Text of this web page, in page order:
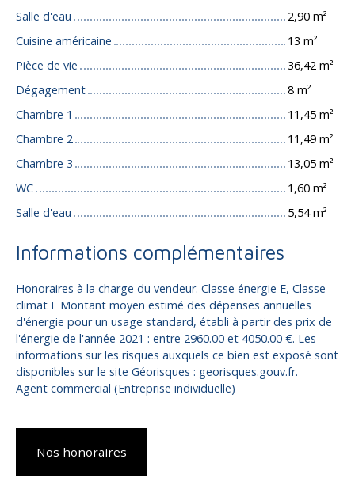
Salle d'eau
2,90 m²
Cuisine américaine
13 m²
Pièce de vie
36,42 m²
Dégagement
8 m²
Chambre 1
11,45 m²
Chambre 2
11,49 m²
Chambre 3
13,05 m²
WC
1,60 m²
Salle d'eau
5,54 m²
Informations complémentaires
Honoraires à la charge du vendeur. Classe énergie E, Classe
climat E Montant moyen estimé des dépenses annuelles
d'énergie pour un usage standard, établi à partir des prix de
l'énergie de l'année 2021 : entre 2960.00 et 4050.00 €. Les
informations sur les risques auxquels ce bien est exposé sont
disponibles sur le site Géorisques : georisques.gouv.fr.
Agent commercial (Entreprise individuelle)
Nos honoraires